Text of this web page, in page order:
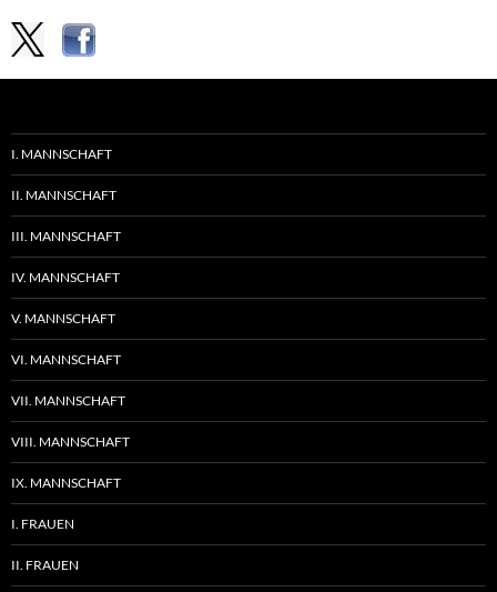
I. MANNSCHAFT
II. MANNSCHAFT
III. MANNSCHAFT
IV. MANNSCHAFT
V. MANNSCHAFT
VI. MANNSCHAFT
VII. MANNSCHAFT
VIII. MANNSCHAFT
IX. MANNSCHAFT
I. FRAUEN
II. FRAUEN